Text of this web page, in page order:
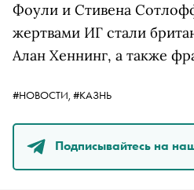
Фоули и Стивена
жертвами ИГ стали
Алан Хеннинг, а также
#НОВОСТИ, #КАЗНЬ
Подписывайтесь на